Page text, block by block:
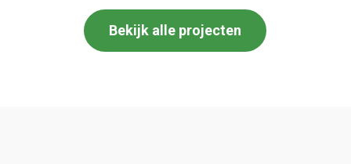
Bekijk alle projecten